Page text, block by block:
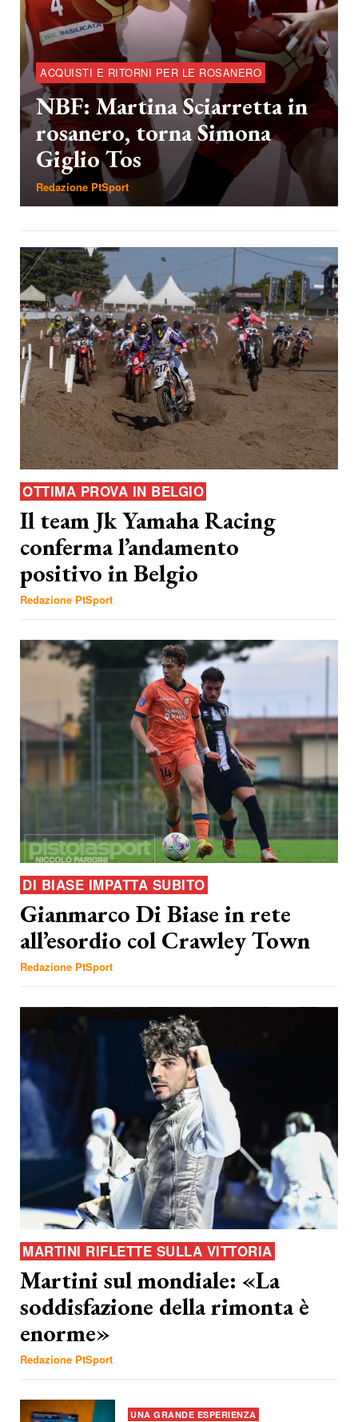
ACQUISTI E RITORNI PER LE ROSANERO
NBF: Martina Sciarretta in
rosanero, torna Simona
Giglio Tos
Redazione PtSport
OTTIMA PROVA IN BELGIO
Il team Jk Yamaha Racing
conferma l’andamento
positivo in Belgio
Redazione PtSport
DI BIASE IMPATTA SUBITO
Gianmarco Di Biase in rete
all’esordio col Crawley Town
Redazione PtSport
MARTINI RIFLETTE SULLA VITTORIA
Martini sul mondiale: «La
soddisfazione della rimonta è
enorme»
Redazione PtSport
UNA GRANDE ESPERIENZA